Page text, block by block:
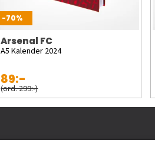
-70%
Arsenal FC
A5 Kalender 2024
89:-
(ord. 299:-)